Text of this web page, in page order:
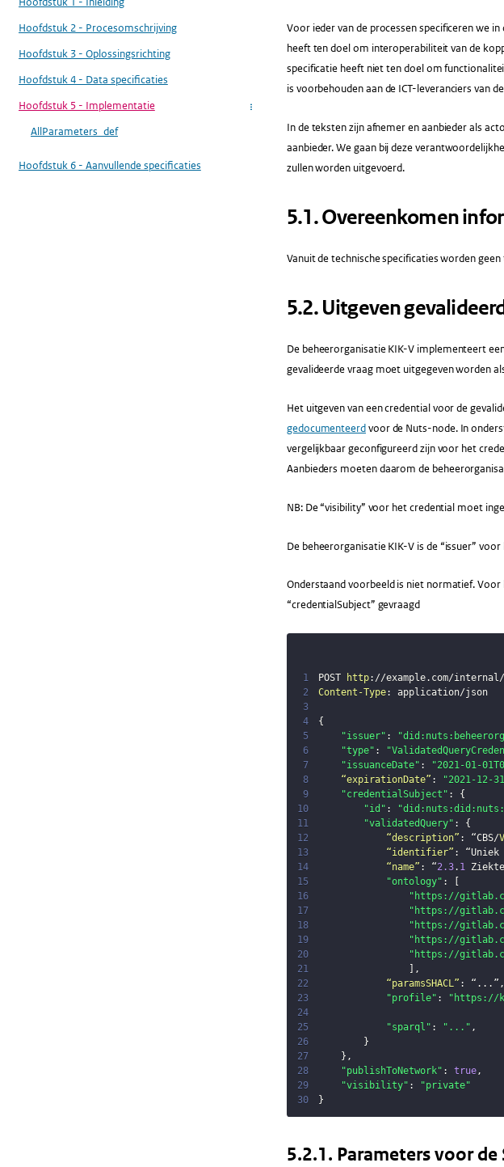
Hoofdstuk 2 - Procesomschrijving
Hoofdstuk 3 - Oplossingsrichting
Hoofdstuk 4 - Data specificaties
Hoofdstuk 5 - Implementatie
...
AllParameters_def
Hoofdstuk 6 - Aanvullende specificaties
Voor ieder van de processen specificeren we
heeft ten doel om interoperabiliteit van de
specificatie heeft niet ten doel om
is voorbehouden aan de ICT-leveranciers van
In de teksten zijn afnemer en aanbieder als
aanbieder. We gaan bij deze
zullen worden uitgevoerd.
​5.1.​ Overeenkomen
Vanuit de technische specificaties worden
​5.2.​ Uitgeven
De beheerorganisatie KIK-V implementeert
gevalideerde vraag moet uitgegeven worden
Het uitgeven van een credential voor de
gedocumenteerdvoor de Nuts-node. In
vergelijkbaar geconfigureerd zijn voor het
Aanbieders moeten daarom de
NB: De “visibility” voor het credential moet
De beheerorganisatie KIK-V is de “issuer”
Onderstaand voorbeeld is niet normatief.
“credentialSubject” gevraagd
1 POST http: //example.
2
Content-Type:
application/json
3
4
{
5
"issuer" :
6
"type" :
7
"issuanceDate" : "2021-01-
8
“expirationDate” : "2021-12-
9
"credentialSubject" :
{
10
"id" :
11
"validatedQuery" :
{
12
“description” : “CBS/
13
“identifier” : “Uniek
14
“name” : “2.3. 1
15
"ontology" :
[
16
"https://
17
"https://
18
"https://
19
"https://
20
"https://
21
] ,
22
“paramsSHACL” : “ . . . ” ,
23
"profile" : "https://
24
25
"sparql" : "..." ,
26
}
27
} ,
28
"publishToNetwork" : true,
29
"visibility" :
"private"
30
}
​5.2.1​. Parameters voor de